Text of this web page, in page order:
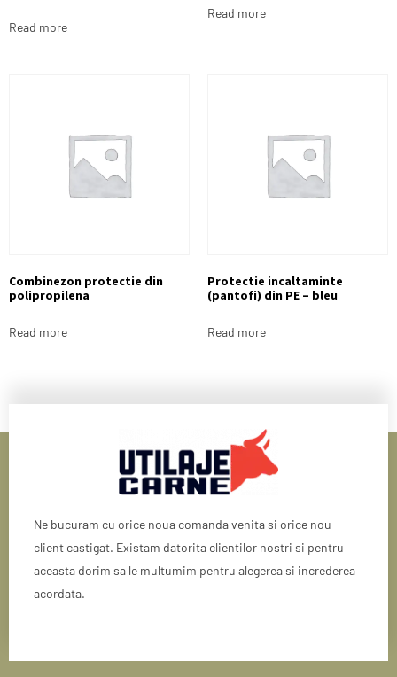
Read more
Read more
Combinezon protectie din
polipropilena
Read more
Protectie incaltaminte
(pantofi) din PE – bleu
Read more
Ne bucuram cu orice noua comanda venita si orice nou
client castigat. Existam datorita clientilor nostri si pentru
aceasta dorim sa le multumim pentru alegerea si increderea
acordata.